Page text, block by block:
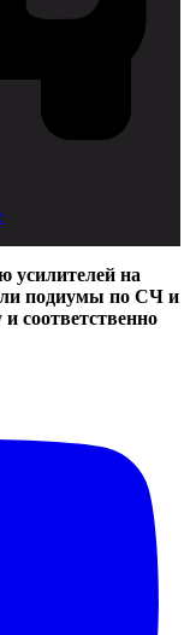
усилителей на
подиумы по СЧ и
соответственно